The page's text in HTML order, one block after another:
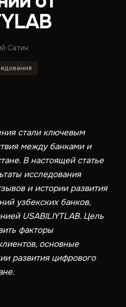
Сатин
стали ключевым
между банками и
В настоящей статье
исследования
и истории развития
узбекских банков,
USABILIYTLAB. Цель
факторы
основные
развития цифрового